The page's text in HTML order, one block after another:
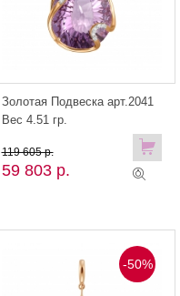
Золотая Подвеска арт.2041
Вес 4.51 гр.
59 803 р.
119 605 р.
-50%